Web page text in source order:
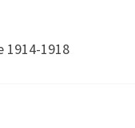
1914-1918